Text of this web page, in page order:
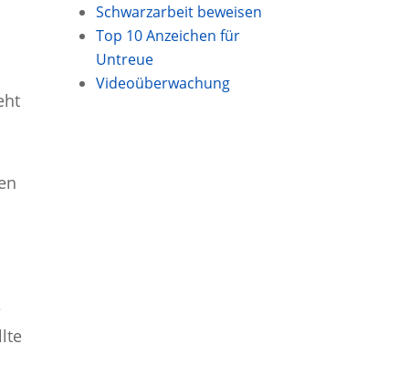
Schwarzarbeit beweisen
Top 10 Anzeichen für
Untreue
Videoüberwachung